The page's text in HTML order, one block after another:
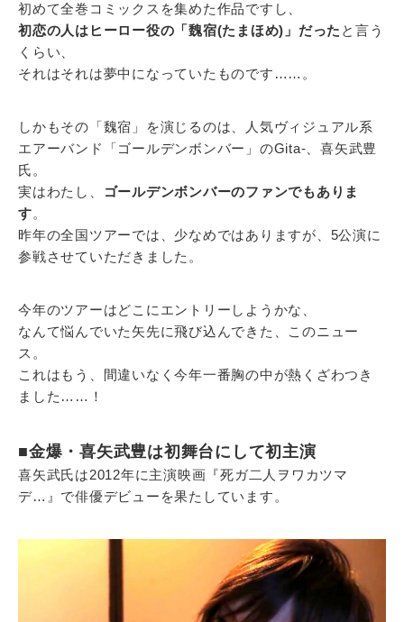
初めて全巻コミックスを集めた作品ですし、
初恋の人はヒーロー役の「魏宿(たまほめ)」だった と言う
くらい、
それはそれは夢中になっていたものです……。
しかもその「魏宿」を演じるのは、人気ヴィジュアル系
エアーバンド「ゴールデンボンバー」のGita-、喜矢武豊
氏。
実はわたし、
ゴールデンボンバーのファンでもありま
す。
昨年の全国ツアーでは、少なめではありますが、5公演に
参戦させていただきました。
今年のツアーはどこにエントリーしようかな、
なんて悩んでいた矢先に飛び込んできた、このニュー
ス。
これはもう、間違いなく今年一番胸の中が熱くざわつき
ました……！
■金爆・喜矢武豊は初舞台にして初主演
喜矢武氏は2012年に主演映画『死ガ二人ヲワカツマ
デ…』で俳優デビューを果たしています。